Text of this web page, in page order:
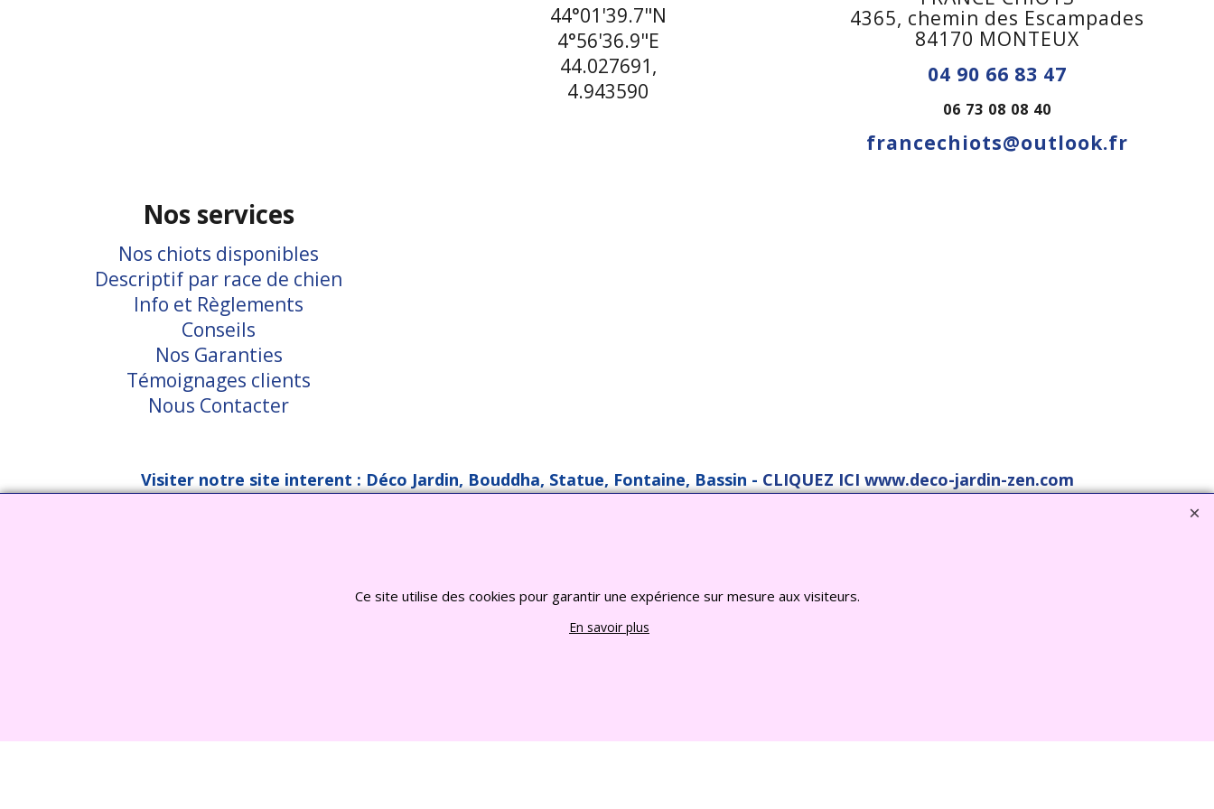
Nos services
Nos chiots disponibles
Descriptif par race de chien
Info et Règlements
Conseils
Nos Garanties
Témoignages clients
Nous Contacter
44°01'39.7"N
4°56'36.9"E
44.027691,
4.943590
4365, chemin des Escampades
84170 MONTEUX
04 90 66 83 47
06 73 08 08 40
francechiots@outlook.fr
Visiter notre site interent : Déco Jardin, Bouddha, Statue, Fontaine, Bassin - CLIQUEZ ICI www.deco-jardin-zen.com
Ce site utilise des cookies pour garantir une expérience sur mesure aux visiteurs.
En savoir plus